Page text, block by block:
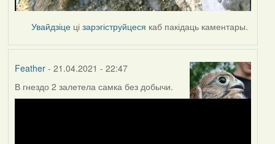
Увайдзіце цізарэгіструйцеся каб пакідаць каментары.
Feather- 21.04.2021 - 22:47
В гнездо 2 залетела самка без добычи.